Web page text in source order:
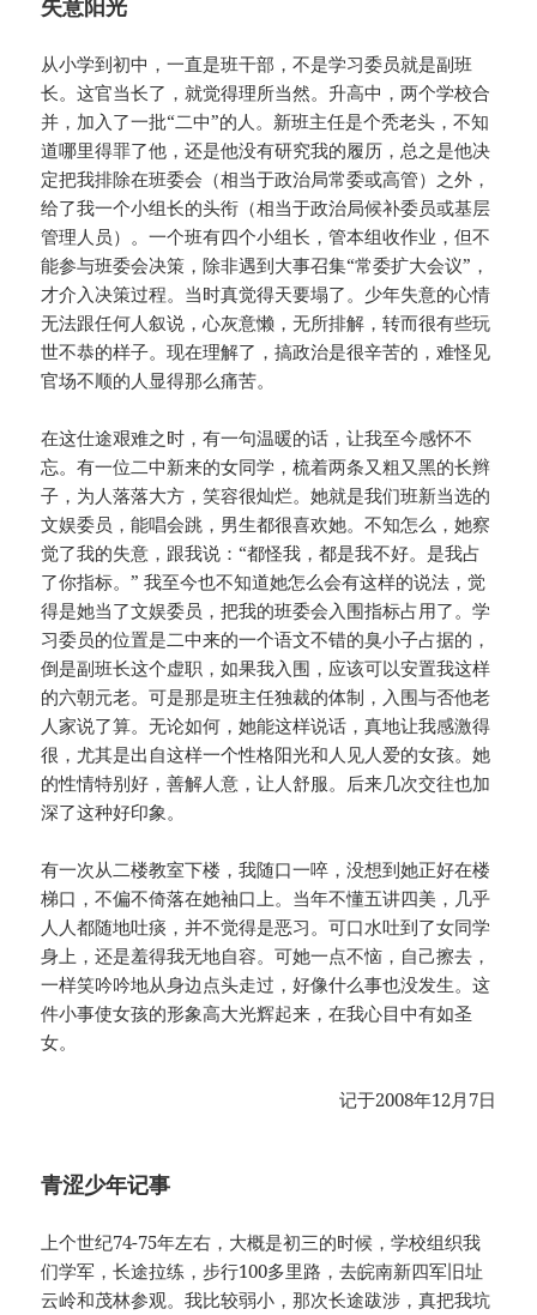
失意阳光
从小学到初中，一直是班干部，不是学习委员就是副班
长。这官当长了，就觉得理所当然。升高中，两个学校合
并，加入了一批“二中”的人。新班主任是个秃老头，不知
道哪里得罪了他，还是他没有研究我的履历，总之是他决
定把我排除在班委会（相当于政治局常委或高管）之外，
给了我一个小组长的头衔（相当于政治局候补委员或基层
管理人员）。一个班有四个小组长，管本组收作业，但不
能参与班委会决策，除非遇到大事召集“常委扩大会议”，
才介入决策过程。当时真觉得天要塌了。少年失意的心情
无法跟任何人叙说，心灰意懒，无所排解，转而很有些玩
世不恭的样子。现在理解了，搞政治是很辛苦的，难怪见
官场不顺的人显得那么痛苦。
在这仕途艰难之时，有一句温暖的话，让我至今感怀不
忘。有一位二中新来的女同学，梳着两条又粗又黑的长辫
子，为人落落大方，笑容很灿烂。她就是我们班新当选的
文娱委员，能唱会跳，男生都很喜欢她。不知怎么，她察
觉了我的失意，跟我说：“都怪我，都是我不好。是我占
了你指标。” 我至今也不知道她怎么会有这样的说法，觉
得是她当了文娱委员，把我的班委会入围指标占用了。学
习委员的位置是二中来的一个语文不错的臭小子占据的，
倒是副班长这个虚职，如果我入围，应该可以安置我这样
的六朝元老。可是那是班主任独裁的体制，入围与否他老
人家说了算。无论如何，她能这样说话，真地让我感激得
很，尤其是出自这样一个性格阳光和人见人爱的女孩。她
的性情特别好，善解人意，让人舒服。后来几次交往也加
深了这种好印象。
有一次从二楼教室下楼，我随口一啐，没想到她正好在楼
梯口，不偏不倚落在她袖口上。当年不懂五讲四美，几乎
人人都随地吐痰，并不觉得是恶习。可口水吐到了女同学
身上，还是羞得我无地自容。可她一点不恼，自己擦去，
一样笑吟吟地从身边点头走过，好像什么事也没发生。这
件小事使女孩的形象高大光辉起来，在我心目中有如圣
女。
记于2008年12月7日
青涩少年记事
上个世纪74-75年左右，大概是初三的时候，学校组织我
们学军，长途拉练，步行100多里路，去皖南新四军旧址
云岭和茂林参观。我比较弱小，那次长途跋涉，真把我坑